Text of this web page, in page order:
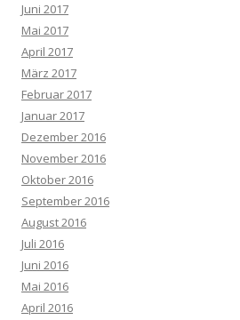
Juni 2017
Mai 2017
April 2017
März 2017
Februar 2017
Januar 2017
Dezember 2016
November 2016
Oktober 2016
September 2016
August 2016
Juli 2016
Juni 2016
Mai 2016
April 2016